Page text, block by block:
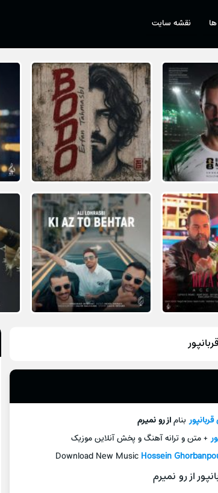
نقشه سایت
بناماز رو نمیرم
+ متن و ترانه آهنگ و پخش آنلاين موزيک
Download New Music Hossein
از رو نمیرم